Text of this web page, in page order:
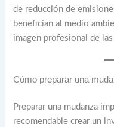
de reducción de
benefician al medio
imagen profesional de
Cómo preparar una
Preparar una mudanza
recomendable crear un